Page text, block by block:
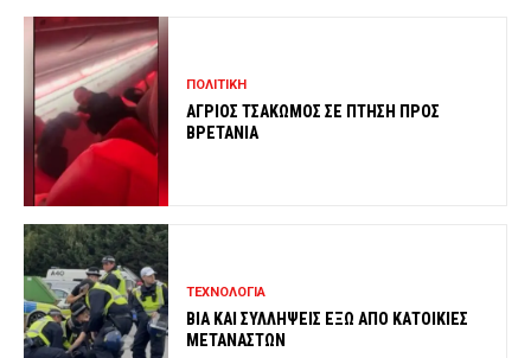
ΠΟΛΙΤΙΚΗ
ΑΓΡΙΟΣ ΤΣΑΚΩΜΟΣ ΣΕ ΠΤΗΣΗ ΠΡΟΣ
ΒΡΕΤΑΝΙΑ
ΤΕΧΝΟΛΟΓΙΑ
ΒΙΑ ΚΑΙ ΣΥΛΛΗΨΕΙΣ ΕΞΩ ΑΠΟ ΚΑΤΟΙΚΙΕΣ
ΜΕΤΑΝΑΣΤΩΝ